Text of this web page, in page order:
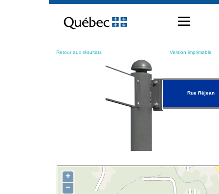
contenu
Retour aux résultats Version imprimable
Rue Réjean
+
−